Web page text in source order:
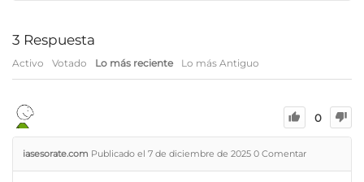
3 Respuesta
Activo Votado Lo más reciente Lo más Antiguo
0
iasesorate.com Publicado el 7 de diciembre de 2025 0 Comentar